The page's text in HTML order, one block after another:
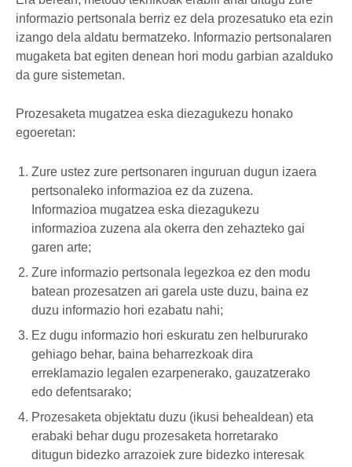
informazio pertsonala berriz ez dela prozesatuko eta ezin
izango dela aldatu bermatzeko. Informazio pertsonalaren
mugaketa bat egiten denean hori modu garbian azalduko
da gure sistemetan.
Prozesaketa mugatzea eska diezagukezu honako
egoeretan:
Zure ustez zure pertsonaren inguruan dugun izaera
pertsonaleko informazioa ez da zuzena.
Informazioa mugatzea eska diezagukezu
informazioa zuzena ala okerra den zehazteko gai
garen arte;
Zure informazio pertsonala legezkoa ez den modu
batean prozesatzen ari garela uste duzu, baina ez
duzu informazio hori ezabatu nahi;
Ez dugu informazio hori eskuratu zen helbururako
gehiago behar, baina beharrezkoak dira
erreklamazio legalen ezarpenerako, gauzatzerako
edo defentsarako;
Prozesaketa objektatu duzu (ikusi behealdean) eta
erabaki behar dugu prozesaketa horretarako
ditugun bidezko arrazoiek zure bidezko interesak